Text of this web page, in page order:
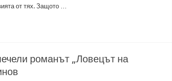
от тях. Защото …
романът „Ловецът на